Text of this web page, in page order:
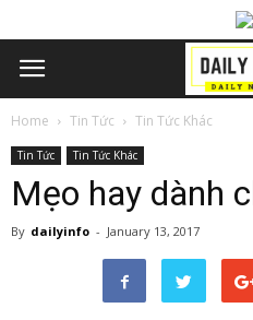
Home Tin Tức Tin Tức Khác
Tin Tức Tin Tức Khác
Mẹo hay dành
By dailyinfo - January 13, 2017